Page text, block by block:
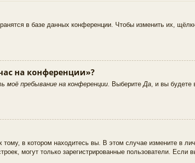
в базе данных конференции. Чтобы изменить их,
на конференции»?
моё пребывание на конференции . Выберите Да , и вы
в котором находитесь вы. В этом случае измените в
могут только зарегистрированные пользователи.